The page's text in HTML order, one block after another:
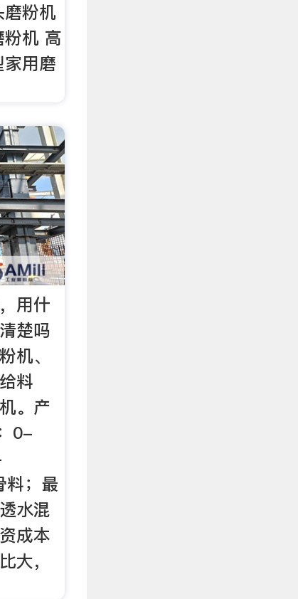
粉机
机 高
用磨
用什
楚吗
机、
料
。产
0-
；最
水混
成本
大，